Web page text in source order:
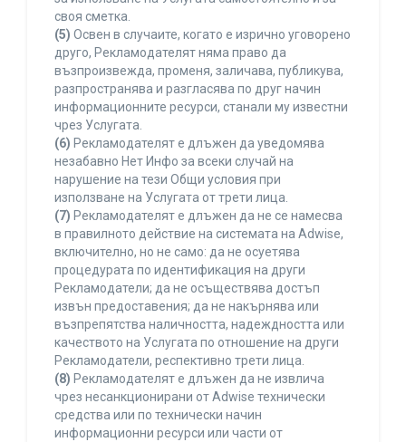
своя сметка.
(5) Освен в случаите, когато е изрично уговорено
друго, Рекламодателят няма право да
възпроизвежда, променя, заличава, публикува,
разпространява и разгласява по друг начин
информационните ресурси, станали му известни
чрез Услугата.
(6) Рекламодателят е длъжен да уведомява
незабавно Нет Инфо за всеки случай на
нарушение на тези Общи условия при
използване на Услугата от трети лица.
(7) Рекламодателят е длъжен да не се намесва
в правилното действие на системата на Adwise,
включително, но не само: да не осуетява
процедурата по идентификация на други
Рекламодатели; да не осъществява достъп
извън предоставения; да не накърнява или
възпрепятства наличността, надеждността или
качеството на Услугата по отношение на други
Рекламодатели, респективно трети лица.
(8) Рекламодателят е длъжен да не извлича
чрез несанкционирани от Adwise технически
средства или по технически начин
информационни ресурси или части от